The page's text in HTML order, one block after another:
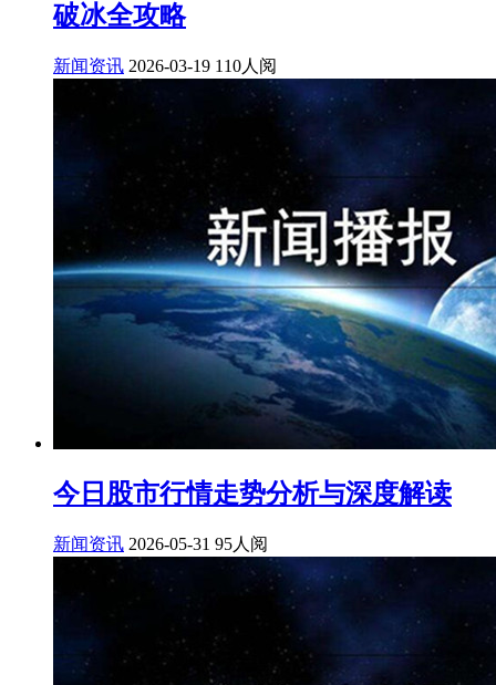
破冰全攻略
新闻资讯 2026-03-19 110人阅
今日股市行情走势分析与深度解读
新闻资讯 2026-05-31 95人阅